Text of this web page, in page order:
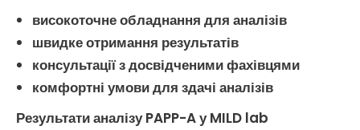
високоточне обладнання для аналізів
швидке отримання результатів
консультації з досвідченими фахівцями
комфортні умови для здачі аналізів
Результатианалізу PAPP-Aу MILD lab